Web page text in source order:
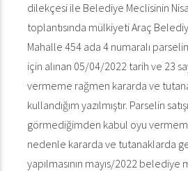
dilekçesi ile Belediye Meclisinin
toplantısında mülkiyeti Araç
Mahalle 454 ada 4 numaralı parselin
için alınan 05/04/2022 tarih ve 23
vermeme rağmen kararda ve
kullandığım yazılmıştır. Parselin
görmediğimden kabul oyu
nedenle kararda ve tutanaklarda
yapılmasının mayıs/2022 belediye